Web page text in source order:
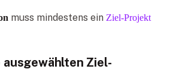
muss mindestens ein Ziel-Projekt
ausgewählten Ziel-